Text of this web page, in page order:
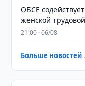
ОБСЕ
женской
21:00 · 06/08
Больше новостей